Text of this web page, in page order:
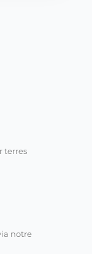
terres
notre